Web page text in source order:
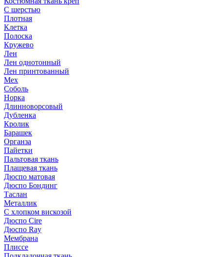
С шерстью
Плотная
Клетка
Полоска
Кружево
Лен
Лен однотонный
Лен принтованный
Мех
Соболь
Норка
Длинноворсовый
Дубленка
Кролик
Барашек
Органза
Пайетки
Пальтовая ткань
Плащевая ткань
Дюспо матовая
Дюспо Бондинг
Таслан
Металлик
С хлопком вискозой
Дюспо Cire
Дюспо Ray
Мембрана
Плиссе